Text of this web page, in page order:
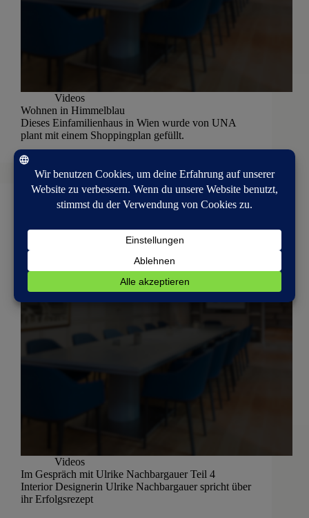
Videos
Wohnen in Himmelblau
Dieses Einfamilienhaus in Wien wurde von UNA
plant mit einem Shoppingplan gefüllt.
Videos
Im Gespräch mit Ulrike Nachbargauer Teil 4
Interior Designerin Ulrike Nachbargauer spricht über
ihr Erfolgsrezept